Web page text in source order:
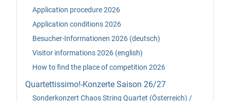
Application procedure 2026
Application conditions 2026
Besucher-Informationen 2026 (deutsch)
Visitor informations 2026 (english)
How to find the place of competition 2026
Quartettissimo!-Konzerte Saison 26/27
Sonderkonzert Chaos String Quartet (Österreich) /